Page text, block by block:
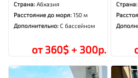
Страна:Абхазия
Расстояние до моря:150 м
Дополнительно:С бассейном
от 360$ + 300р.